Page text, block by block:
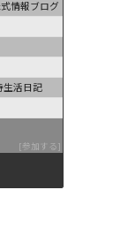
情報ブログ
生活日記
参加する